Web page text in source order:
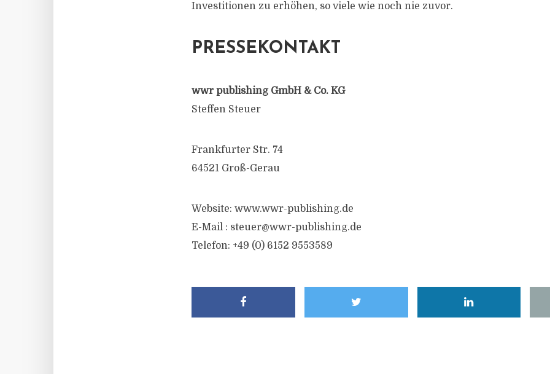
Investitionen zu erhöhen, so viele wie noch nie zuvor.
PRESSEKONTAKT
wwr publishing GmbH & Co. KG
Steffen Steuer
Frankfurter Str. 74
64521 Groß-Gerau
Website: www.wwr-publishing.de
E-Mail : steuer@wwr-publishing.de
Telefon: +49 (0) 6152 9553589